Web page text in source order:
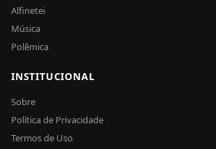
Alfinetei
Música
Polêmica
INSTITUCIONAL
Sobre
Política de Privacidade
Termos de Uso